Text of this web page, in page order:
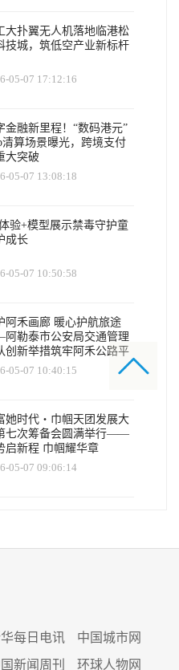
大扑翼无人机落地临港松
技城，筑低空产业新标杆
05-07 17:12:16
金融新里程！“数码港元”
清算场景曝光，跨境支付
大突破
05-07 13:08:18
验+模型展示禁毒守护童
成长
05-07 10:50:58
阿禾画廊 暖心护航旅途
勒泰市公安局交通管理
创新举措筑牢阿禾公路平
线
05-07 10:40:15
她时代・巾帼天团发展大
七次筹备会圆满举行——
启新程 巾帼耀华章
05-07 09:06:14
每日电讯
中国城市网
新闻周刊 环球人物网